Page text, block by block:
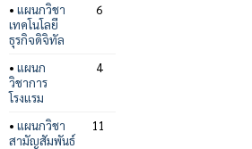
• แผนกวิชา
เทคโนโลยี
ธุรกิจดิจิทัล
6
• แผนก
วิชาการ
โรงแรม
4
• แผนกวิชา
สามัญสัมพันธ์
11